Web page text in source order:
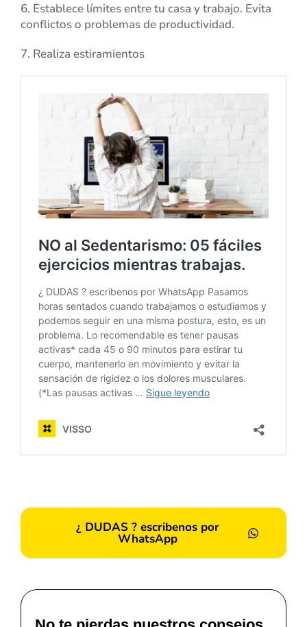
6. Establece límites entre tu casa y trabajo. Evita
conflictos o problemas de productividad.
7. Realiza estiramientos
¿ DUDAS ? escribenos por
WhatsApp